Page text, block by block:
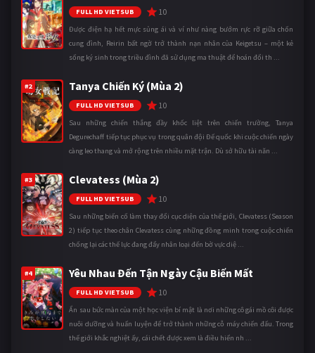
FULL HD VIETSUB 10
Được điện hạ hết mực sủng ái và ví như nàng bướm rực rỡ giữa chốn
cung đình, Reirin bất ngờ trở thành nạn nhân của Keigetsu – một kẻ
sống ký sinh trong triều đình đã sử dụng ma thuật để hoán đổi th ...
#2 Tanya Chiến Ký (Mùa 2)
FULL HD VIETSUB 10
Sau những chiến thắng đầy khốc liệt trên chiến trường, Tanya
Degurechaff tiếp tục phục vụ trong quân đội Đế quốc khi cuộc chiến ngày
càng leo thang và mở rộng trên nhiều mặt trận. Dù sở hữu tài năn ...
#3 Clevatess (Mùa 2)
FULL HD VIETSUB 10
Sau những biến cố làm thay đổi cục diện của thế giới, Clevatess (Season
2) tiếp tục theo chân Clevatess cùng những đồng minh trong cuộc chiến
chống lại các thế lực đang đẩy nhân loại đến bờ vực diệ ...
#4 Yêu Nhau Đến Tận Ngày Cậu Biến Mất
FULL HD VIETSUB 10
Ẩn sau bức màn của một học viện bí mật là nơi những cô gái mồ côi được
nuôi dưỡng và huấn luyện để trở thành những cỗ máy chiến đấu. Trong
thế giới khắc nghiệt ấy, cái chết được xem là điều hiển nh ...